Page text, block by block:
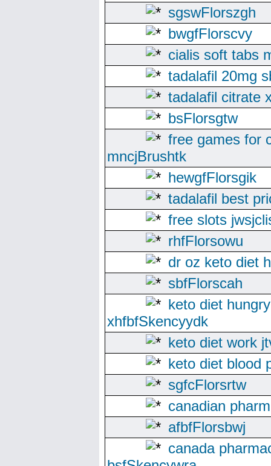
sgswFlorszgh
bwgfFlorscvy
cialis soft tabs
tadalafil 20mg
tadalafil citrate
bsFlorsgtw
free games for
mncjBrushtk
hewgfFlorsgik
tadalafil best
free slots
rhfFlorsowu
dr oz keto diet
sbfFlorscah
keto diet
xhfbfSkencyydk
keto diet work
keto diet blood
sgfcFlorsrtw
canadian
afbfFlorsbwj
canada